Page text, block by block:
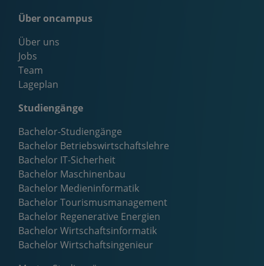
Über oncampus
Über uns
Jobs
Team
Lageplan
Studiengänge
Bachelor-Studiengänge
Bachelor Betriebswirtschaftslehre
Bachelor IT-Sicherheit
Bachelor Maschinenbau
Bachelor Medieninformatik
Bachelor Tourismusmanagement
Bachelor Regenerative Energien
Bachelor Wirtschaftsinformatik
Bachelor Wirtschaftsingenieur